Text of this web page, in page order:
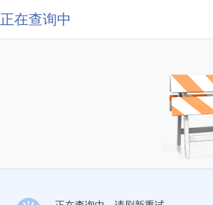
正在查询中